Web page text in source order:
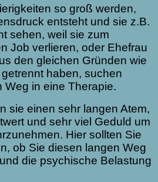
so groß werden,
entsteht und sie z.B.
sehen, weil sie zum
Job verlieren, oder Ehefrau
den gleichen Gründen wie
haben, suchen
Weg in eine Therapie.
sie einen sehr langen Atem,
und sehr viel Geduld um
Hier sollten Sie
ob Sie diesen langen Weg
die psychische Belastung